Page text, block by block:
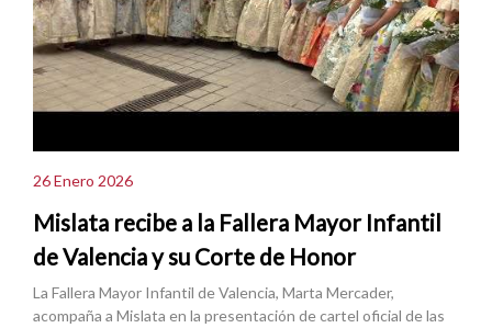
26 Enero 2026
Mislata recibe a la Fallera Mayor Infantil
de Valencia y su Corte de Honor
La Fallera Mayor Infantil de Valencia, Marta Mercader,
acompaña a Mislata en la presentación de cartel oficial de las